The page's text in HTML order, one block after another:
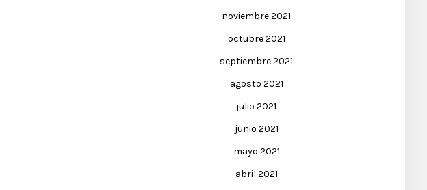
noviembre 2021
octubre 2021
septiembre 2021
agosto 2021
julio 2021
junio 2021
mayo 2021
abril 2021